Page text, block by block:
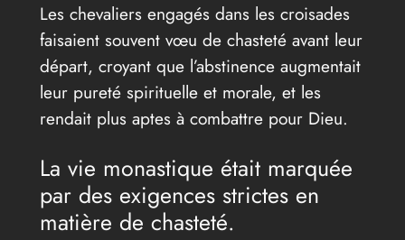
Les chevaliers engagés dans les croisades
faisaient souvent vœu de chasteté avant leur
départ, croyant que l’abstinence augmentait
leur pureté spirituelle et morale, et les
rendait plus aptes à combattre pour Dieu.
La vie monastique était marquée
par des exigences strictes en
matière de chasteté.